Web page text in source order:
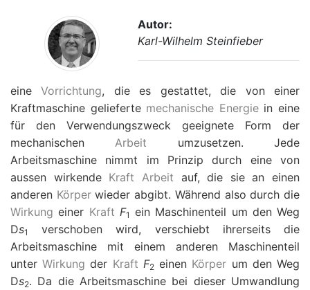
Autor:
Karl-Wilhelm Steinfieber
eineVorrichtung, die es gestattet, die von einer
Kraftmaschine gelieferte mechanische Energiein eine
für den Verwendungszweck geeignete Form der
mechanischenArbeit umzusetzen. Jede
Arbeitsmaschine nimmt im Prinzip durch eine von
aussen wirkende Kraft Arbeit auf, die sie an einen
anderen Körperwieder abgibt. Während also durch die
Wirkung einer Kraft F1 ein Maschinenteil um den Weg
Ds1
verschoben wird, verschiebt ihrerseits die
Arbeitsmaschine mit einem anderen Maschinenteil
unterWirkung der Kraft F2einen Körper um den Weg
Ds2. Da die Arbeitsmaschine bei dieser Umwandlung